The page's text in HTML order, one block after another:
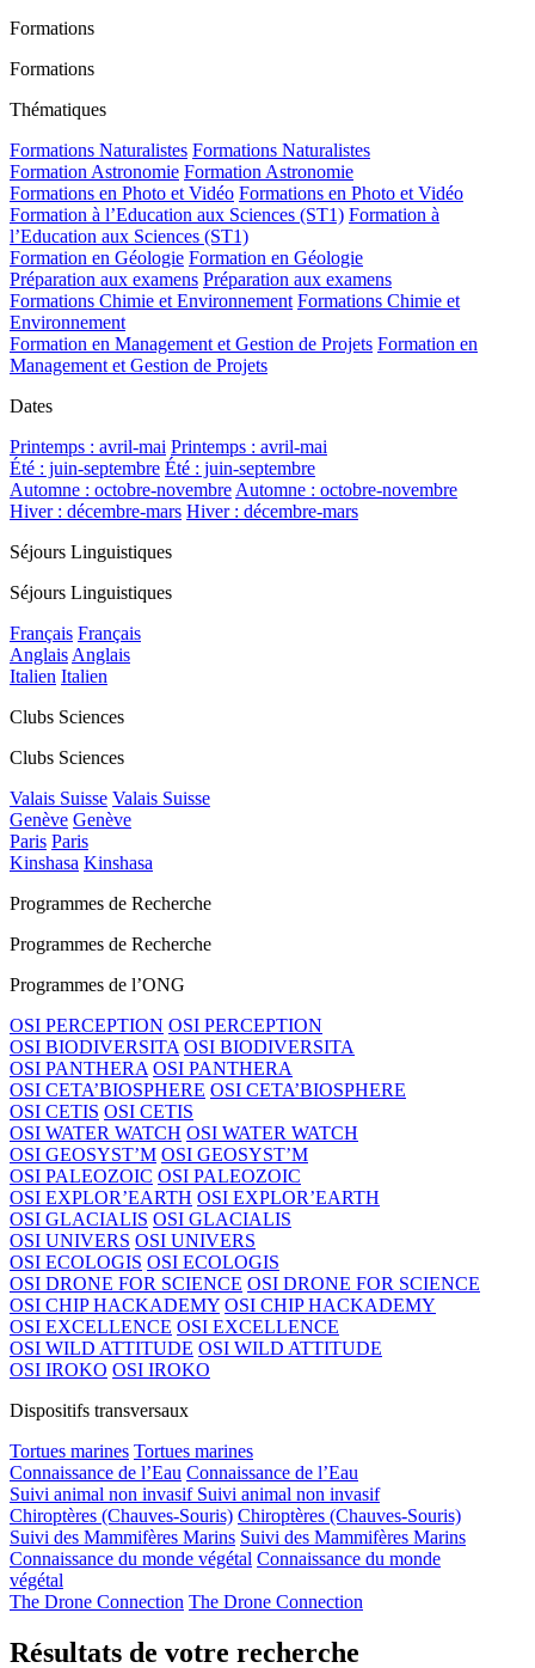
Formations
Formations
Thématiques
Formations Naturalistes Formations Naturalistes
Formation Astronomie Formation Astronomie
Formations en Photo et Vidéo Formations en Photo et Vidéo
Formation à l’Education aux Sciences (ST1) Formation à
l’Education aux Sciences (ST1)
Formation en Géologie Formation en Géologie
Préparation aux examens Préparation aux examens
Formations Chimie et Environnement Formations Chimie et
Environnement
Formation en Management et Gestion de Projets Formation en
Management et Gestion de Projets
Dates
Printemps : avril-mai Printemps : avril-mai
Été : juin-septembre Été : juin-septembre
Automne : octobre-novembreAutomne : octobre-novembre
Hiver : décembre-mars Hiver : décembre-mars
Séjours Linguistiques
Séjours Linguistiques
Français Français
AnglaisAnglais
Italien Italien
Clubs Sciences
Clubs Sciences
Valais Suisse Valais Suisse
Genève Genève
Paris Paris
Kinshasa Kinshasa
Programmes de Recherche
Programmes de Recherche
Programmes de l’ONG
OSI PERCEPTION OSI PERCEPTION
OSI BIODIVERSITA OSI BIODIVERSITA
OSI PANTHERA OSI PANTHERA
OSI CETA’BIOSPHERE OSI CETA’BIOSPHERE
OSI CETIS OSI CETIS
OSI WATER WATCH OSI WATER WATCH
OSI GEOSYST’M OSI GEOSYST’M
OSI PALEOZOIC OSI PALEOZOIC
OSI EXPLOR’EARTH OSI EXPLOR’EARTH
OSI GLACIALIS OSI GLACIALIS
OSI UNIVERS OSI UNIVERS
OSI ECOLOGIS OSI ECOLOGIS
OSI DRONE FOR SCIENCE OSI DRONE FOR SCIENCE
OSI CHIP HACKADEMY OSI CHIP HACKADEMY
OSI EXCELLENCE OSI EXCELLENCE
OSI WILD ATTITUDE OSI WILD ATTITUDE
OSI IROKO OSI IROKO
Dispositifs transversaux
Tortues marines Tortues marines
Connaissance de l’Eau Connaissance de l’Eau
Suivi animal non invasif Suivi animal non invasif
Chiroptères (Chauves-Souris) Chiroptères (Chauves-Souris)
Suivi des Mammifères Marins Suivi des Mammifères Marins
Connaissance du monde végétal Connaissance du monde
végétal
The Drone Connection The Drone Connection
Résultats de votre recherche